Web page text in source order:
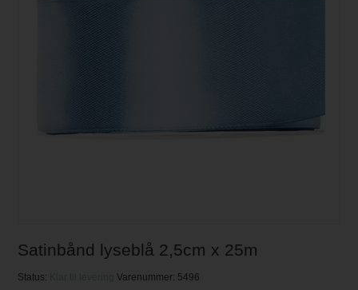
Satinbånd lyseblå 2,5cm x 25m
Status: Klar til leveringVarenummer: 5496